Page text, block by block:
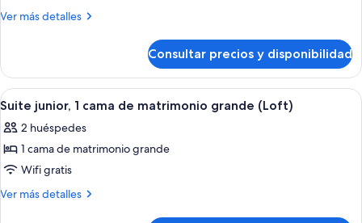
cama
grande
Ver más detalles
Más
junior,
cama
matrimonio
grande
Consultar precios y disponibilidad
Abrir
todas
las
fotos
de
Suite
7
Suite junior, 1 cama de matrimonio grande (Loft)
2 huéspedes
1 cama de matrimonio grande
Wifi gratis
Ver más detalles
Más